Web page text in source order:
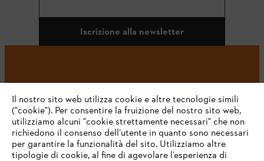
Iscrizione alla newsletter
#STIHL
Il nostro sito web utilizza cookie e altre tecnologie simili
("cookie"). Per consentire la fruizione del nostro sito web,
utilizziamo alcuni "cookie strettamente necessari" che non
richiedono il consenso dell’utente in quanto sono necessari
per garantire la funzionalità del sito. Utilizziamo altre
tipologie di cookie, al fine di agevolare l’esperienza di